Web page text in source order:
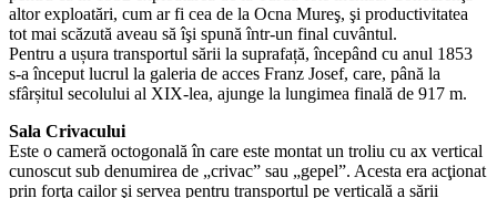
altor exploatări, cum ar fi cea de la Ocna Mureş, şi productivitatea
tot mai scăzută aveau să îşi spună într-un final cuvântul.
Pentru a ușura transportul sării la suprafață, începând cu anul 1853
s-a început lucrul la galeria de acces Franz Josef, care, până la
sfârșitul secolului al XIX-lea, ajunge la lungimea finală de 917 m.
Sala Crivacului
Este o cameră octogonală în care este montat un troliu cu ax vertical
cunoscut sub denumirea de „crivac” sau „gepel”. Acesta era acţionat
prin forţa cailor şi servea pentru transportul pe verticală a sării